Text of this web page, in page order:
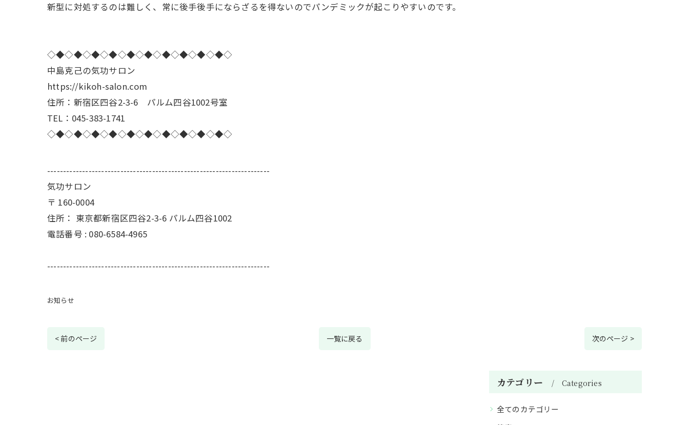
新型に対処するのは難しく、常に後手後手にならざるを得ないのでパンデミックが起こりやすいのです。
◇◆◇◆◇◆◇◆◇◆◇◆◇◆◇◆◇◆◇◆◇
中島克己の気功サロン
https://kikoh-salon.com
住所：新宿区四谷2-3-6 パルム四谷1002号室
TEL：045-383-1741
◇◆◇◆◇◆◇◆◇◆◇◆◇◆◇◆◇◆◇◆◇
----------------------------------------------------------------------
気功サロン
〒 160-0004
住所： 東京都新宿区四谷2-3-6 パルム四谷1002
電話番号 : 080-6584-4965
----------------------------------------------------------------------
お知らせ
< 前のページ 一覧に戻る 次のページ >
カテゴリー Categories
全てのカテゴリー